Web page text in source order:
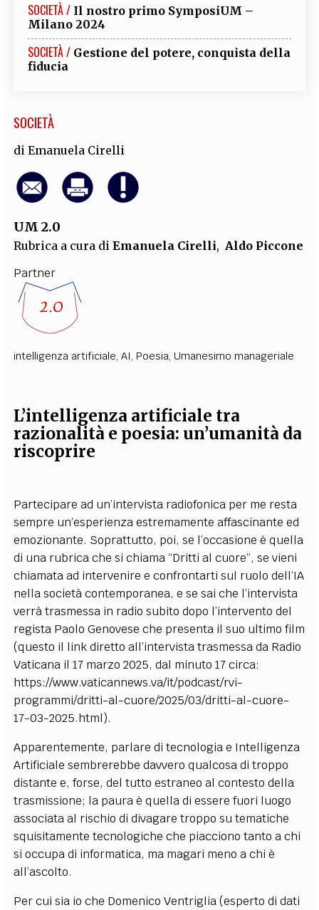
SOCIETÀ / Il nostro primo SymposiUM –
Milano 2024
SOCIETÀ / Gestione del potere, conquista della
fiducia
SOCIETÀ
diEmanuela Cirelli
UM 2.0
Rubrica a cura diEmanuela Cirelli, Aldo Piccone
Partner
intelligenza artificiale,AI, Poesia, Umanesimo manageriale
L’intelligenza artificiale tra
razionalità e poesia: un’umanità da
riscoprire
Partecipare ad un’intervista radiofonica per me resta
sempre un’esperienza estremamente affascinante ed
emozionante. Soprattutto, poi, se l’occasione è quella
di una rubrica che si chiama “Dritti al cuore”, se vieni
chiamata ad intervenire e confrontarti sul ruolo dell’IA
nella società contemporanea, e se sai che l’intervista
verrà trasmessa in radio subito dopo l’intervento del
regista Paolo Genovese che presenta il suo ultimo film
(questo il link diretto all’intervista trasmessa da Radio
Vaticana il 17 marzo 2025, dal minuto 17 circa:
https://www.vaticannews.va/it/podcast/rvi-
programmi/dritti-al-cuore/2025/03/dritti-al-cuore-
17-03-2025.html).
Apparentemente, parlare di tecnologia e Intelligenza
Artificiale sembrerebbe davvero qualcosa di troppo
distante e, forse, del tutto estraneo al contesto della
trasmissione; la paura è quella di essere fuori luogo
associata al rischio di divagare troppo su tematiche
squisitamente tecnologiche che piacciono tanto a chi
si occupa di informatica, ma magari meno a chi è
all’ascolto.
Per cui sia io che Domenico Ventriglia (esperto di dati